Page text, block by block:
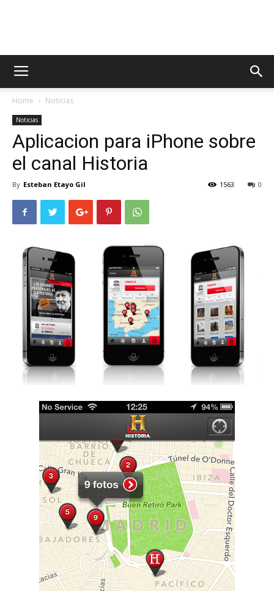
AppsTonic
Home Noticias
Noticias
Aplicacion para iPhone sobre
el canal Historia
By Esteban Etayo Gil 0
1563